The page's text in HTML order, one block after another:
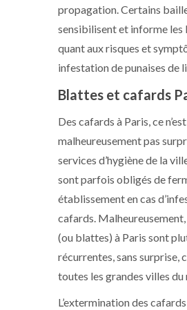
propagation. Certains
sensibilisent et informe les
quant aux risques et
infestation de punaises de
Blattes et cafards
Des cafards à Paris, ce n’est
malheureusement pas
services d’hygiène de la
sont parfois obligés de
établissement en cas
cafards.
(ou blattes) à Paris sont
récurrentes, sans surprise,
toutes les grandes villes du
L’extermination des